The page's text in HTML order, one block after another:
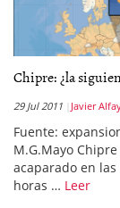
Chipre: ¿la
29 Jul 2011 Javier
Fuente:
M.G.Mayo Chipre
acaparado en
horas … Leer